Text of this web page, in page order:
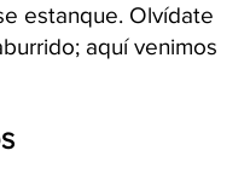
estanque. Olvídate
aquí venimos